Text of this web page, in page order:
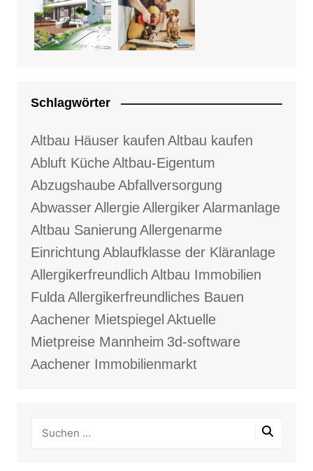
Schlagwörter
Altbau Häuser kaufen Altbau kaufen
Abluft KücheAltbau-Eigentum
AbzugshaubeAbfallversorgung
AbwasserAllergieAllergikerAlarmanlage
Altbau Sanierung Allergenarme
Einrichtung Ablaufklasse der Kläranlage
Allergikerfreundlich Altbau Immobilien
FuldaAllergikerfreundliches Bauen
Aachener Mietspiegel Aktuelle
Mietpreise Mannheim 3d-software
Aachener Immobilienmarkt